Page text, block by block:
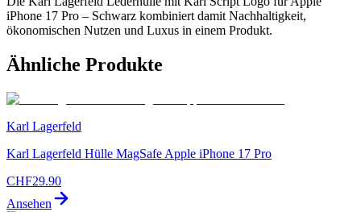
iPhone 17 Pro – Schwarz kombiniert damit Nachhaltigkeit,
ökonomischen Nutzen und Luxus in einem Produkt.
Ähnliche Produkte
Karl Lagerfeld
Karl Lagerfeld Hülle MagSafe Apple iPhone 17 Pro
CHF29.90
Ansehen